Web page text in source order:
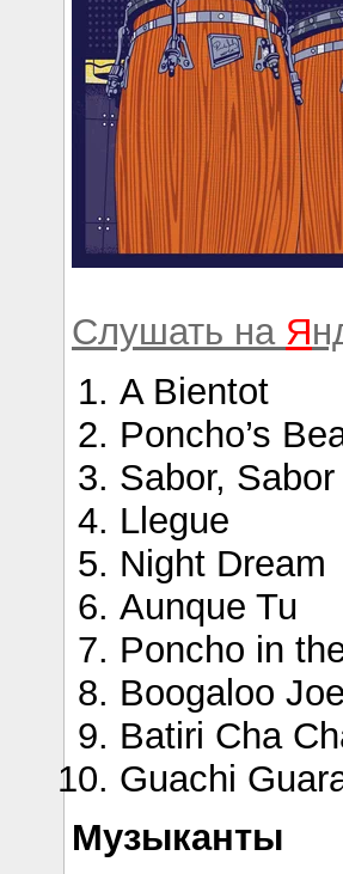
Слушать на Я
A Bientot
Poncho’s
Sabor, Sabor
Llegue
Night Dream
Aunque Tu
Poncho in
Boogaloo
Batiri Cha
Guachi
Музыканты